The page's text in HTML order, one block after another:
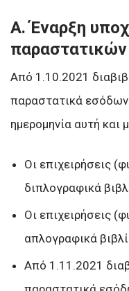
Α. Έναρξη
Από 1.10.2021
παραστατικά εσόδων
ημερομηνία αυτή και
Οι επιχειρήσεις
διπλογραφικά
Οι επιχειρήσεις
απλογραφικά
Από 1.11.2021